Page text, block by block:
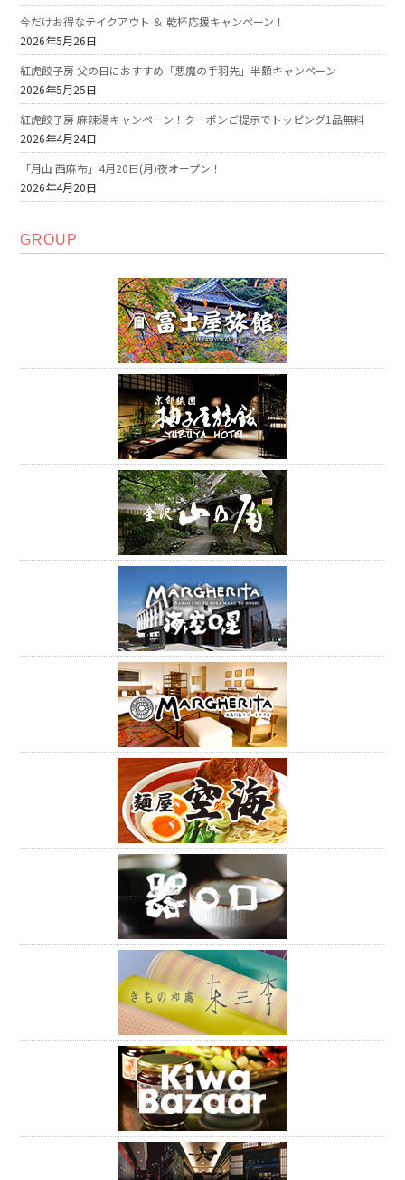
今だけお得なテイクアウト ＆ 乾杯応援キャンペーン！
2026年5月26日
紅虎餃子房 父の日におすすめ「悪魔の手羽先」半額キャンペーン
2026年5月25日
紅虎餃子房 麻辣湯キャンペーン！クーポンご提示でトッピング1品無料
2026年4月24日
「月山 西麻布」4月20日(月)夜オープン！
2026年4月20日
GROUP